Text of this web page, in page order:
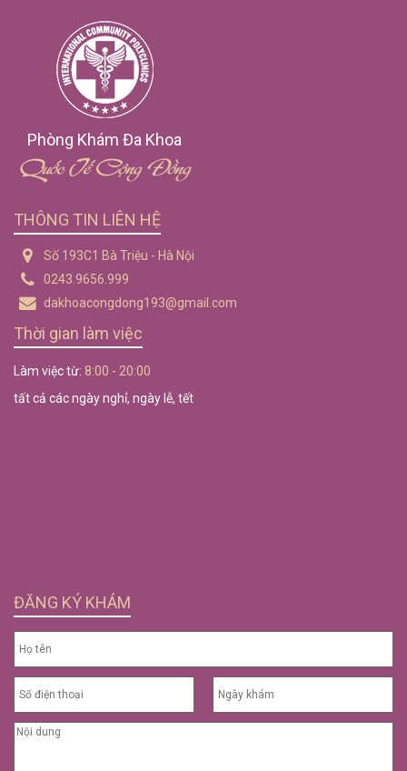
Phòng Khám Đa Khoa
Quốc Tế Cộng Đồng
THÔNG TIN LIÊN HỆ
Số 193C1 Bà Triệu - Hà Nội
0243.9656.999
dakhoacongdong193@gmail.com
Thời gian làm việc
Làm việc từ: 8:00 - 20:00
tất cả các ngày nghỉ, ngày lễ, tết
ĐĂNG KÝ KHÁM